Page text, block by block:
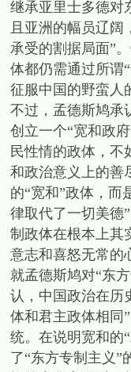
继承亚里士多德对
且亚洲的幅员辽
承受的割据局面”
体都仍需通过所谓
征服中国的野蛮人
不过，孟德斯鸠承
创立一个“宽和政
民性情的政体，不
和政治意义上的善
的“宽和”政体，而
律取代了一切美德
制政体在根本上其
意志和喜怒无常的
就孟德斯鸠对“东
认，中国政治在历
体和君主政体相同
统。在说明宽和的
了“东方专制主义”